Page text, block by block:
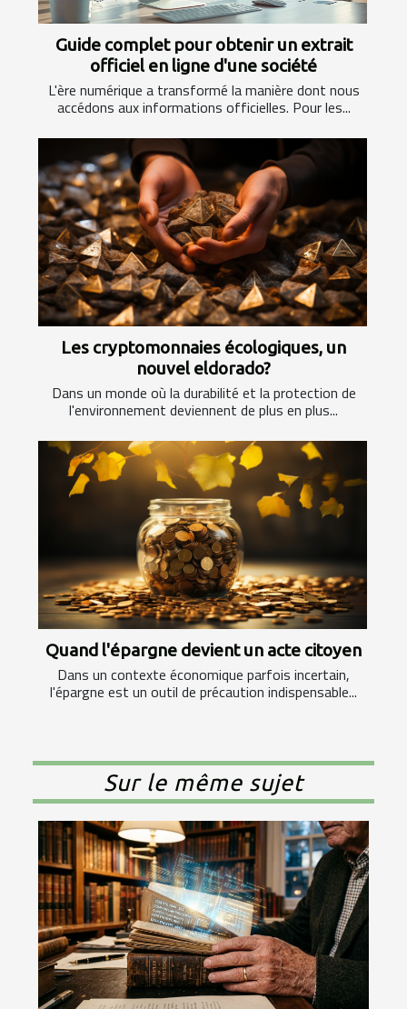
Guide complet pour obtenir un extrait
officiel en ligne d'une société
L'ère numérique a transformé la manière dont nous
accédons aux informations officielles. Pour les...
Les cryptomonnaies écologiques, un
nouvel eldorado?
Dans un monde où la durabilité et la protection de
l'environnement deviennent de plus en plus...
Quand l'épargne devient un acte citoyen
Dans un contexte économique parfois incertain,
l'épargne est un outil de précaution indispensable...
Sur le même sujet